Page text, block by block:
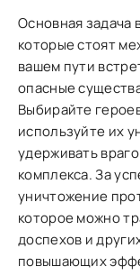
Основная задача
которые стоят
вашем пути
опасные
Выбирайте
используйте их
удерживать
комплекса. За
уничтожение
которое можно
доспехов и
повышающих